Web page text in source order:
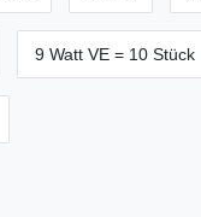
9 Watt VE = 10 Stück